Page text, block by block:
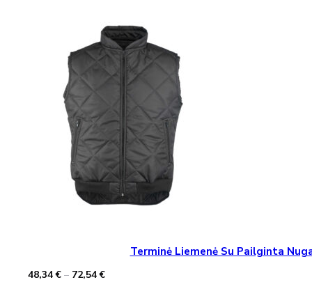
Product
Terminė Liemenė Su Pailginta
48,34€ – 72,54€Price